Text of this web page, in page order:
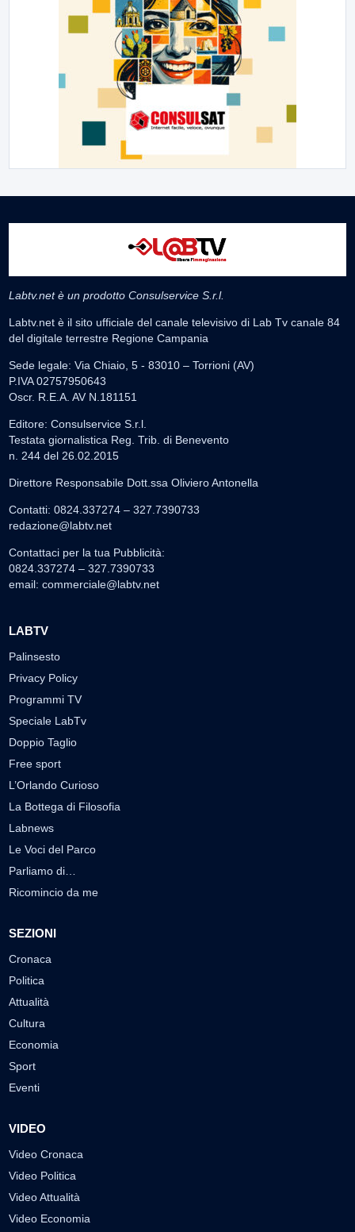
Labtv.net è un prodotto Consulservice S.r.l.
Labtv.net è il sito ufficiale del canale televisivo di Lab Tv canale 84
del digitale terrestre Regione Campania
Sede legale: Via Chiaio, 5 - 83010 – Torrioni (AV)
P.IVA 02757950643
Oscr. R.E.A. AV N.181151
Editore: Consulservice S.r.l.
Testata giornalistica Reg. Trib. di Benevento
n. 244 del 26.02.2015
Direttore Responsabile Dott.ssa Oliviero Antonella
Contatti: 0824.337274 – 327.7390733
redazione@labtv.net
Contattaci per la tua Pubblicità:
0824.337274 – 327.7390733
email: commerciale@labtv.net
LABTV
Palinsesto
Privacy Policy
Programmi TV
Speciale LabTv
Doppio Taglio
Free sport
L’Orlando Curioso
La Bottega di Filosofia
Labnews
Le Voci del Parco
Parliamo di…
Ricomincio da me
SEZIONI
Cronaca
Politica
Attualità
Cultura
Economia
Sport
Eventi
VIDEO
Video Cronaca
Video Politica
Video Attualità
Video Economia